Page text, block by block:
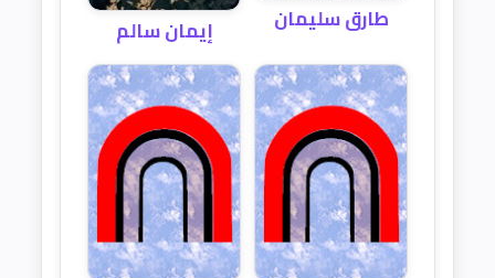
طارق سليمان إيمان سالم